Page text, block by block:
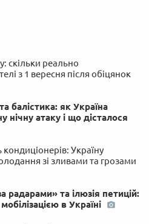
скільки реально
з 1 вересня після обіцянок
балістика: як Україна
нічну атаку і що дісталося
Україну
зі зливами та грозами
радарами» та ілюзія петицій:
в Україні